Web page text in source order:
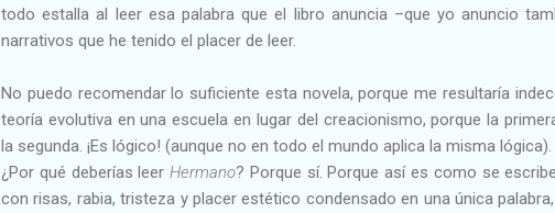
todo estalla al leer esa palabra que el libro anuncia –que yo anuncio
narrativos que he tenido el placer de leer.
No puedo recomendar lo suficiente esta novela, porque me resultaría
teoría evolutiva en una escuela en lugar del creacionismo, porque la
la segunda. ¡Es lógico! (aunque no en todo el mundo aplica la misma lógica).
¿Por qué deberías leerHermano? Porque sí. Porque así es como se
con risas, rabia, tristeza y placer estético condensado en una única